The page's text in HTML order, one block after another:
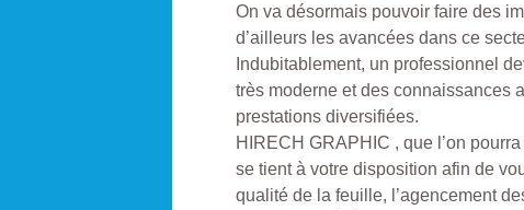
On va désormais pouvoir faire des
d’ailleurs les avancées dans ce
Indubitablement, un professionnel
très moderne et des connaissances
prestations diversifiées.
HIRECH GRAPHIC , que l’on
se tient à votre disposition afin de
qualité de la feuille, l’agencement